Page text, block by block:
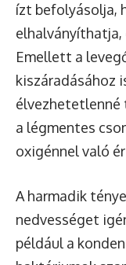
ízt befolyásolja,
Emellett a
kiszáradásához
élvezhetetlenné
a légmentes
oxigénnel való
A harmadik
nedvességet
például a